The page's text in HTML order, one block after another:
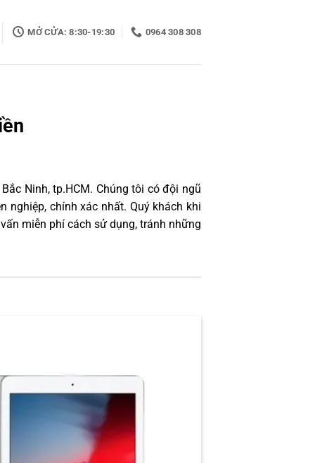
MỞ CỬA: 8:30-19:30 0964 308 308
Ninh, tp.HCM. Chúng tôi có đội ngũ
nghiệp, chính xác nhất. Quý khách khi
miễn phí cách sử dụng, tránh những